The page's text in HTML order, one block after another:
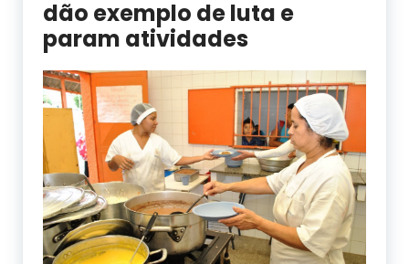
dão exemplo de luta e
param atividades